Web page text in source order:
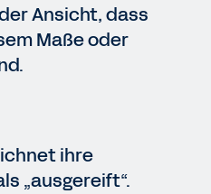
Ansicht, dass
Maße oder
ihre
„ausgereift“.